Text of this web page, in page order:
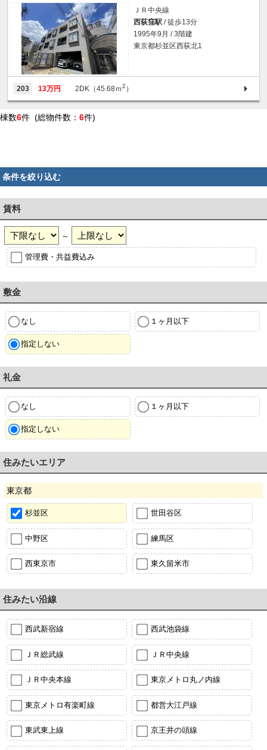
ＪＲ中央線
西荻窪駅 / 徒歩13分
1995年9月 / 3階建
東京都杉並区西荻北1
203 13万円 2DK（45.68ｍ2 ）
棟数6件 (総物件数： 6件)
条件を絞り込む
賃料
～
管理費・共益費込み
敷金
なし １ヶ月以下
指定しない
礼金
なし １ヶ月以下
指定しない
住みたいエリア
東京都
杉並区 世田谷区
中野区 練馬区
西東京市 東久留米市
住みたい沿線
西武新宿線 西武池袋線
ＪＲ総武線 ＪＲ中央線
ＪＲ中央本線 東京メトロ丸ノ内線
東京メトロ有楽町線 都営大江戸線
東武東上線 京王井の頭線